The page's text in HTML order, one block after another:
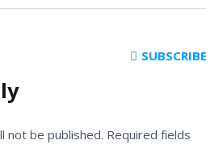
SUBSCRIBE
not be published. Required fields